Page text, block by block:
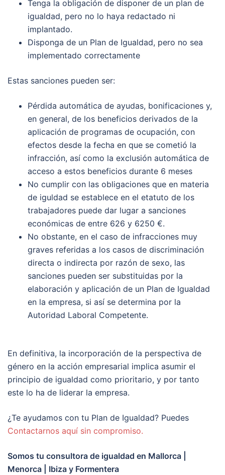
Tenga la obligación de disponer de un plan de
igualdad, pero no lo haya redactado ni
implantado.
Disponga de un Plan de Igualdad, pero no sea
implementado correctamente
Estas sanciones pueden ser:
Pérdida automática de ayudas, bonificaciones y,
en general, de los beneficios derivados de la
aplicación de programas de ocupación, con
efectos desde la fecha en que se cometió la
infracción, así como la exclusión automática de
acceso a estos beneficios durante 6 meses
No cumplir con las obligaciones que en materia
de iguldad se establece en el etatuto de los
trabajadores puede dar lugar a sanciones
económicas de entre 626 y 6250 €.
No obstante, en el caso de infracciones muy
graves referidas a los casos de discriminación
directa o indirecta por razón de sexo, las
sanciones pueden ser substituidas por la
elaboración y aplicación de un Plan de Igualdad
en la empresa, si así se determina por la
Autoridad Laboral Competente.
En definitiva, la incorporación de la perspectiva de
género en la acción empresarial implica asumir el
principio de igualdad como prioritario, y por tanto
este lo ha de liderar la empresa.
¿Te ayudamos con tu Plan de Igualdad? Puedes
Contactarnos aquí sin compromiso.
Somos tu consultora de igualdad en Mallorca |
Menorca | Ibiza y Formentera